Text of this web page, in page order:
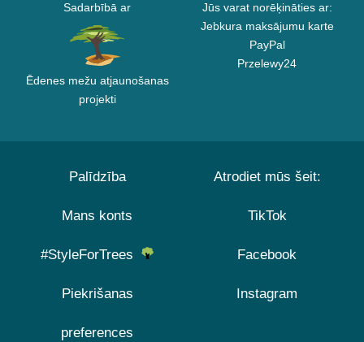
Sadarbībā ar
Ēdenes mežu atjaunošanas
projekti
Jūs varat norēķināties ar:
Jebkura maksājumu karte
PayPal
Przelewy24
Palīdzība
Mans konts
#StyleForTrees
Piekrišanas
preferences
Atrodiet mūs šeit:
TikTok
Facebook
Instagram